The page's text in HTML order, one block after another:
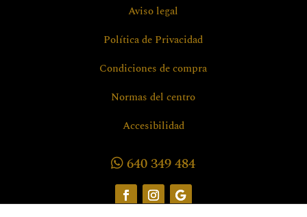
Aviso legal
Política de Privacidad
Condiciones de compra
Normas del centro
Accesibilidad
640 349 484